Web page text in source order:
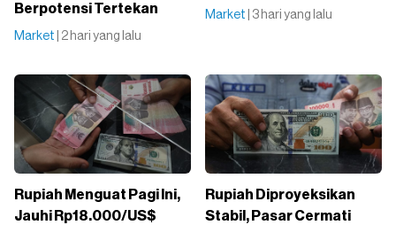
Berpotensi Tertekan
Market | 2 hari yang lalu
Market | 3 hari yang lalu
Rupiah Menguat Pagi Ini,
Jauhi Rp18.000/US$
Rupiah Diproyeksikan
Stabil, Pasar Cermati